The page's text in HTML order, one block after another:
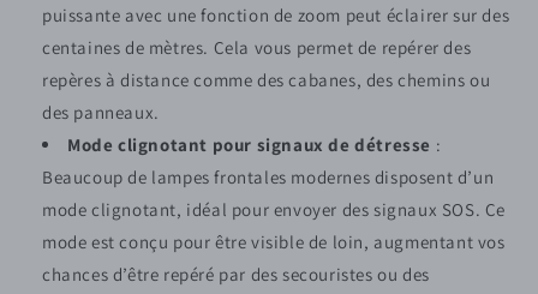
puissante avec une fonction de zoom peut éclairer sur des
centaines de mètres. Cela vous permet de repérer des
repères à distance comme des cabanes, des chemins ou
des panneaux.
Mode clignotant pour signaux de détresse :
Beaucoup de lampes frontales modernes disposent d’un
mode clignotant, idéal pour envoyer des signaux SOS. Ce
mode est conçu pour être visible de loin, augmentant vos
chances d’être repéré par des secouristes ou des